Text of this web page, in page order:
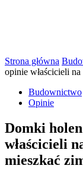
Strona główna
opinie właścicieli
Budownictwo
Opinie
Domki
właścicieli
mieszkać